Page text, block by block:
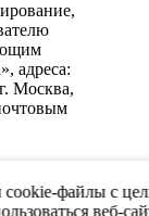
адреса:
Москва,
в
третьим
файлы с
веб-